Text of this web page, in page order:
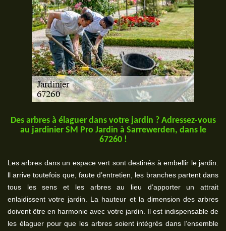
Des arbres à élaguer dans votre jardin ? Adressez-vous
au jardinier SM Pro Jardin à Sarrewerden, dans le
67260 !
Les arbres dans un espace vert sont destinés à embellir le jardin.
ll arrive toutefois que, faute d’entretien, les branches partent dans
tous les sens et les arbres au lieu d’apporter un attrait
enlaidissent votre jardin. La hauteur et la dimension des arbres
doivent être en harmonie avec votre jardin. Il est indispensable de
les élaguer pour que les arbres soient intégrés dans l’ensemble